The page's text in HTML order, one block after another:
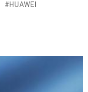
HUAWEI